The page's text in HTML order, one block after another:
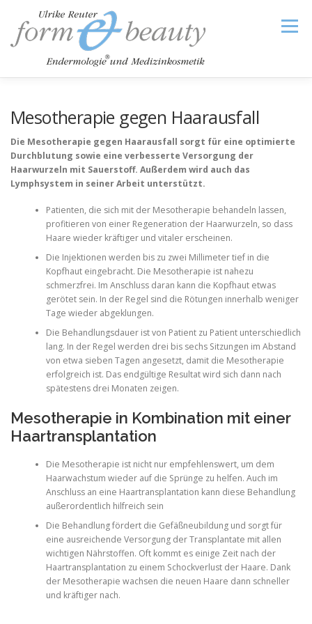
springen
Menü
FAQ CELLULITE TERMIN
Mesotherapie gegen Haarausfall
Die Mesotherapie gegen Haarausfall sorgt für eine optimierte
Durchblutung sowie eine verbesserte Versorgung der
Haarwurzeln mit Sauerstoff. Außerdem wird auch das
Lymphsystem in seiner Arbeit unterstützt.
Patienten, die sich mit der Mesotherapie behandeln lassen,
profitieren von einer Regeneration der Haarwurzeln, so dass
Haare wieder kräftiger und vitaler erscheinen.
Die Injektionen werden bis zu zwei Millimeter tief in die
Kopfhaut eingebracht. Die Mesotherapie ist nahezu
schmerzfrei. Im Anschluss daran kann die Kopfhaut etwas
gerötet sein. In der Regel sind die Rötungen innerhalb weniger
Tage wieder abgeklungen.
Die Behandlungsdauer ist von Patient zu Patient unterschiedlich
lang. In der Regel werden drei bis sechs Sitzungen im Abstand
von etwa sieben Tagen angesetzt, damit die Mesotherapie
erfolgreich ist. Das endgültige Resultat wird sich dann nach
spätestens drei Monaten zeigen.
Mesotherapie in Kombination mit einer
Haartransplantation
Die Mesotherapie ist nicht nur empfehlenswert, um dem
Haarwachstum wieder auf die Sprünge zu helfen. Auch im
Anschluss an eine Haartransplantation kann diese Behandlung
außerordentlich hilfreich sein
Die Behandlung fördert die Gefäßneubildung und sorgt für
eine ausreichende Versorgung der Transplantate mit allen
wichtigen Nährstoffen. Oft kommt es einige Zeit nach der
Haartransplantation zu einem Schockverlust der Haare. Dank
der Mesotherapie wachsen die neuen Haare dann schneller
und kräftiger nach.